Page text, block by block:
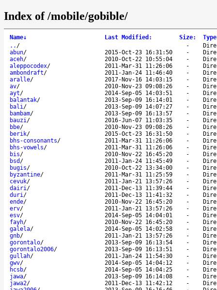
Index of /mobile/gobible/
Name↓ Last Modified : Size: Type
.. / -
abun/ 2015-Oct-23 16:31:50 -
aceh/ 2010-Oct-22 10:55:04 -
aleppocodex/ 2011-Mar-31 11:26:06 -
ambondraft/ 2011-Jan-24 11:46:40 -
aralle/ 2017-Nov-16 14:03:15 -
av/ 2010-Nov-23 09:08:26 -
ayt/ 2014-Sep-05 14:03:51 -
balantak/ 2013-Sep-09 16:14:01 -
bali/ 2013-Sep-09 14:07:27 -
bambam/ 2013-Sep-09 16:13:57 -
bauzi/ 2016-Jun-07 11:03:35 -
bbe/ 2010-Nov-23 09:08:26 -
berik/ 2015-Oct-23 16:31:50 -
bhs-consonants/ 2011-Mar-31 11:26:06 -
bhs-vowels/ 2011-Mar-31 11:26:06 -
bis/ 2010-Nov-22 16:45:20 -
bsd / 2011-Jan-24 11:45:49 -
bugis/ 2010-Oct-22 13:34:00 -
byzantine/ 2011-Mar-31 11:25:59 -
cevuk/ 2011-Jan-21 13:57:26 -
dairi/ 2011-Dec-13 11:39:44 -
duri/ 2011-Dec-13 11:41:32 -
ende/ 2010-Nov-22 16:45:20 -
erv/ 2011-Jan-21 13:57:26 -
esv/ 2014-Sep-05 14:04:01 -
fayh/ 2010-Nov-22 16:45:20 -
galela/ 2014-Sep-05 14:02:58 -
gnb/ 2011-Jan-21 13:57:26 -
gorontalo/ 2013-Sep-09 16:13:54 -
gorontalo2006/ 2013-Sep-09 16:13:51 -
gullah/ 2011-Jan-24 11:54:30 -
gwv/ 2014-Sep-05 14:04:12 -
hcsb/ 2014-Sep-05 14:04:25 -
jawa/ 2013-Sep-09 16:14:08 -
jawa2/ 2011-Dec-13 11:42:12 -